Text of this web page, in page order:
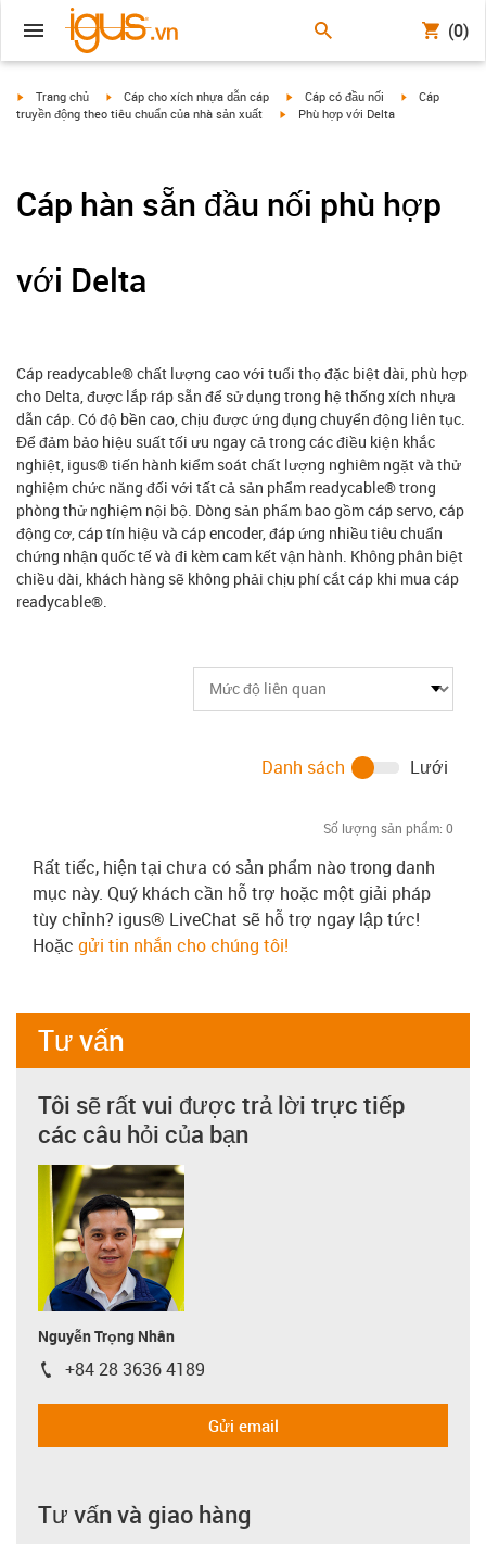
(0)
igus-icon-arrow-right
Trang chủ igus-icon-arrow-right
Cáp cho xích nhựa dẫn cáp igus-icon-arrow-right
Cáp có đầu nối igus-icon-
Cáp
truyền động theo tiêu chuẩn của nhà sản xuất
igus-icon-arrow-right
Phù hợp với Delta
Cáp hàn sẵn đầu nối phù hợp
với Delta
Cáp readycable® chất lượng cao với tuổi thọ đặc biệt dài, phù hợp
cho Delta, được lắp ráp sẵn để sử dụng trong hệ thống xích nhựa
dẫn cáp. Có độ bền cao, chịu được ứng dụng chuyển động liên tục.
Để đảm bảo hiệu suất tối ưu ngay cả trong các điều kiện khắc
nghiệt, igus® tiến hành kiểm soát chất lượng nghiêm ngặt và thử
nghiệm chức năng đối với tất cả sản phẩm readycable® trong
phòng thử nghiệm nội bộ. Dòng sản phẩm bao gồm cáp servo, cáp
động cơ, cáp tín hiệu và cáp encoder, đáp ứng nhiều tiêu chuẩn
chứng nhận quốc tế và đi kèm cam kết vận hành. Không phân biệt
chiều dài, khách hàng sẽ không phải chịu phí cắt cáp khi mua cáp
readycable®.
Số lượng sản phẩm: 0
Danh sách Lưới
Rất tiếc, hiện tại chưa có sản phẩm nào trong danh
mục này. Quý khách cần hỗ trợ hoặc một giải pháp
tùy chỉnh? igus® LiveChat sẽ hỗ trợ ngay lập tức!
Hoặc gửi tin nhắn cho chúng tôi!
Tư vấn
Tôi sẽ rất vui được trả lời trực tiếp
các câu hỏi của bạn
Nguyễn Trọng Nhân
igus-icon-phone
+84 28 3636 4189
Gửi email
Tư vấn và giao hàng